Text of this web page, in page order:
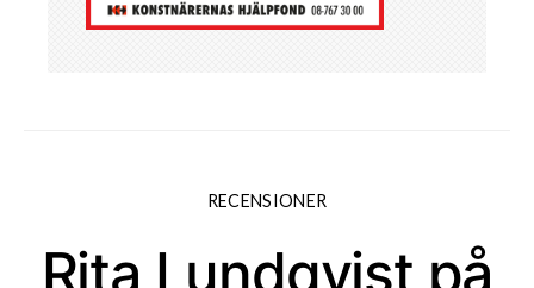
RECENSIONER
Rita Lundqvist på